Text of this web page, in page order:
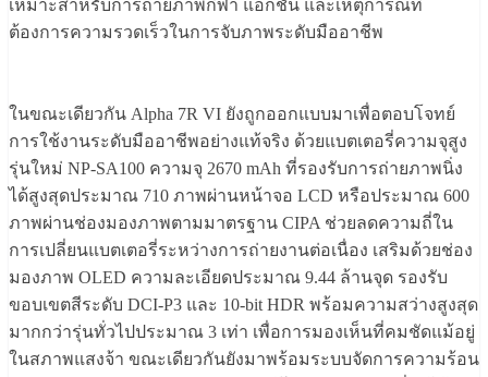
เหมาะสำหรับการถ่ายภาพกีฬา แอ็กชัน และเหตุการณ์ที่
ต้องการความรวดเร็วในการจับภาพระดับมืออาชีพ
ในขณะเดียวกัน Alpha 7R VI ยังถูกออกแบบมาเพื่อตอบโจทย์
การใช้งานระดับมืออาชีพอย่างแท้จริง ด้วยแบตเตอรี่ความจุสูง
รุ่นใหม่ NP-SA100 ความจุ 2670 mAh ที่รองรับการถ่ายภาพนิ่ง
ได้สูงสุดประมาณ 710 ภาพผ่านหน้าจอ LCD หรือประมาณ 600
ภาพผ่านช่องมองภาพตามมาตรฐาน CIPA ช่วยลดความถี่ใน
การเปลี่ยนแบตเตอรี่ระหว่างการถ่ายงานต่อเนื่อง เสริมด้วยช่อง
มองภาพ OLED ความละเอียดประมาณ 9.44 ล้านจุด รองรับ
ขอบเขตสีระดับ DCI-P3 และ 10-bit HDR พร้อมความสว่างสูงสุด
มากกว่ารุ่นทั่วไปประมาณ 3 เท่า เพื่อการมองเห็นที่คมชัดแม้อยู่
ในสภาพแสงจ้า ขณะเดียวกันยังมาพร้อมระบบจัดการความร้อน